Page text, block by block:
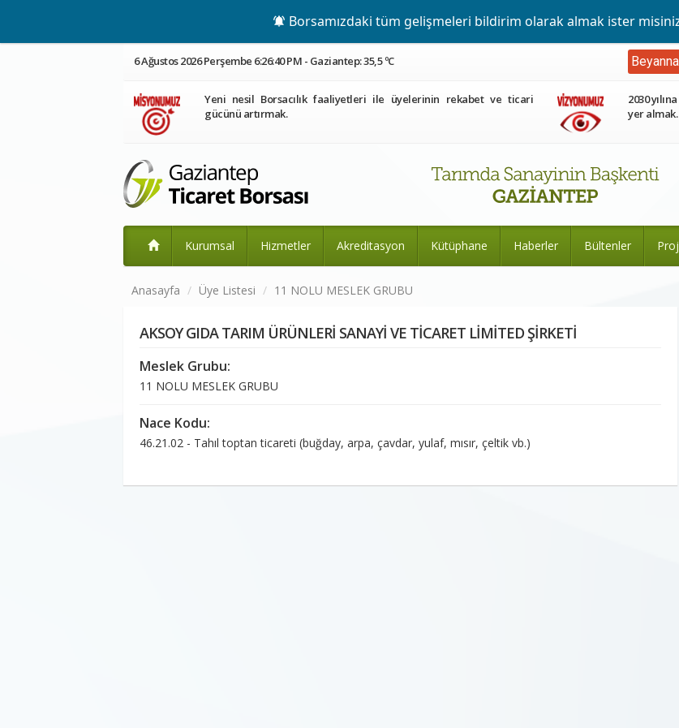
Borsamızdaki tüm gelişmeleri bildirim olarak almak ister
6 Ağustos 2026 Perşembe 6:26:40 PM - Gaziantep: 35,5 ºC
Yeni nesil Borsacılık faaliyetleri ile üyelerinin rekabet ve ticari
gücünü artırmak.
2030
yer almak.
Kurumsal Hizmetler Akreditasyon Kütüphane Haberler Bültenler
Anasayfa Üye Listesi 11 NOLU MESLEK GRUBU
AKSOY GIDA TARIM ÜRÜNLERİ SANAYİ VE TİCARET LİMİTED ŞİRKETİ
Meslek Grubu:
11 NOLU MESLEK GRUBU
Nace Kodu:
46.21.02 - Tahıl toptan ticareti (buğday, arpa, çavdar, yulaf, mısır, çeltik vb.)